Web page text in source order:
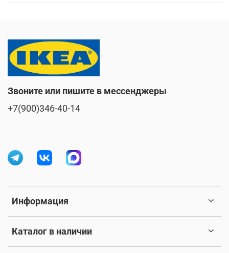
Информация
Каталог в наличии
Звоните или пишите в мессенджеры
+7(900)346-40-14